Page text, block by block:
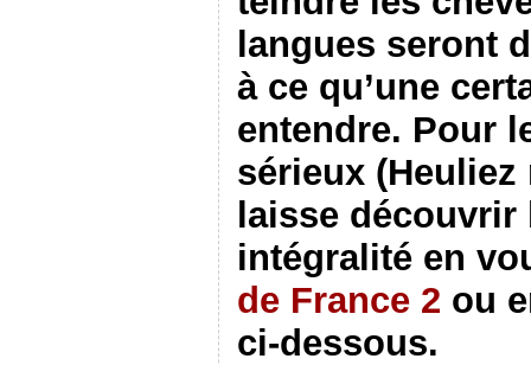
langues seront
à ce qu’une
entendre. Pour
sérieux
laisse
intégralité en
de France 2 ou
ci-dessous.